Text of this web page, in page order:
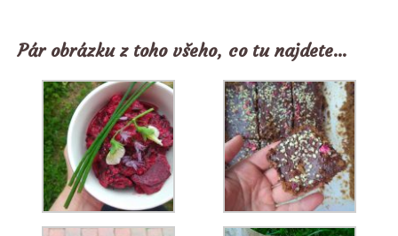
Pár obrázku z toho všeho, co tu najdete…